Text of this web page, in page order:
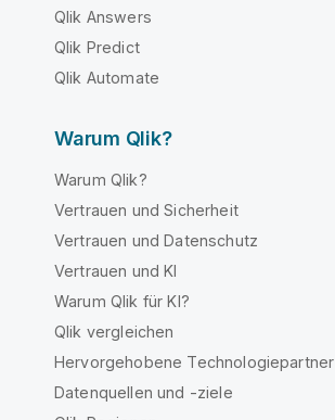
Qlik Answers
Qlik Predict
Qlik Automate
Warum Qlik?
Warum Qlik?
Vertrauen und Sicherheit
Vertrauen und Datenschutz
Vertrauen und KI
Warum Qlik für KI?
Qlik vergleichen
Hervorgehobene Technologiepartner
Datenquellen und -ziele